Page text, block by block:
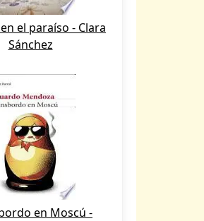
el paraíso - Clara
Sánchez
en Moscú -